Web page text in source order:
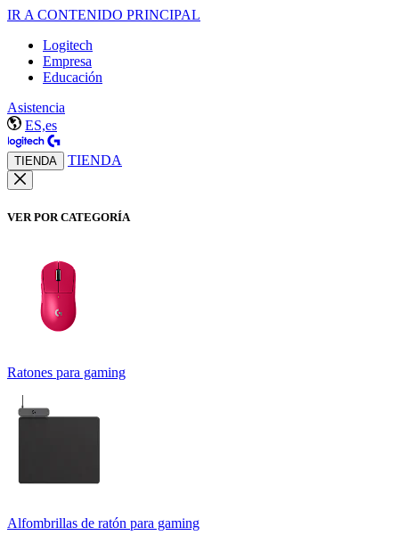
IR A CONTENIDO PRINCIPAL
Logitech
Empresa
Educación
Asistencia
ES,es
TIENDA TIENDA
VER POR CATEGORÍA
Ratones para gaming
Alfombrillas de ratón para gaming